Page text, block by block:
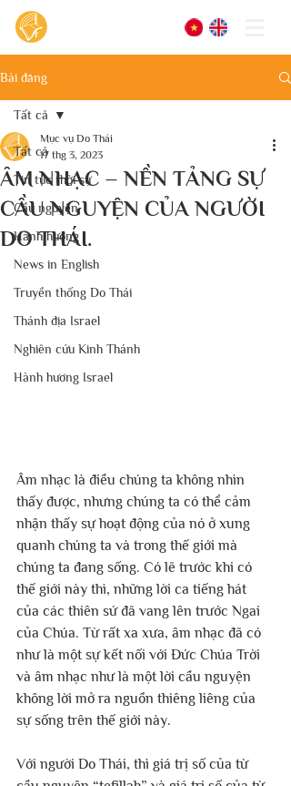
Bài đăng
Tất cả
Tin tức thời sự
Cầu nguyện
Hành hương
News in English
Truyền thống Do Thái
Thánh địa Israel
Nghiên cứu Kinh Thánh
Hành hương Israel
Tất cả
ÂM NHẠC – NỀN TẢNG SỰ
CẦU NGUYỆN CỦA NGƯỜI
DO THÁI.
Mục vụ Do Thái
17 thg 3, 2023
Âm nhạc là điều chúng ta không nhìn
thấy được, nhưng chúng ta có thể cảm
nhận thấy sự hoạt động của nó ở xung
quanh chúng ta và trong thế giới mà
chúng ta đang sống. Có lẽ trước khi có
thế giới này thì, những lời ca tiếng hát
của các thiên sứ đã vang lên trước Ngai
của Chúa. Từ rất xa xưa, âm nhạc đã có
như là một sự kết nối với Đức Chúa Trời
và âm nhạc như là một lời cầu nguyện
không lời mở ra nguồn thiêng liêng của
sự sống trên thế giới này.
Với người Do Thái, thì giá trị số của từ